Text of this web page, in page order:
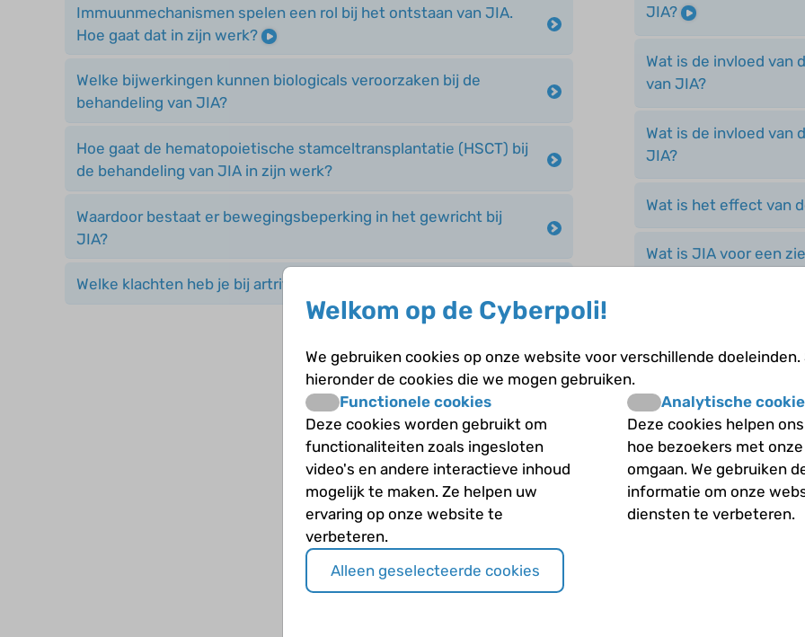
Immuunmechanismen spelen een rol bij het ontstaan van JIA.
Hoe gaat dat in zijn werk?
Welke bijwerkingen kunnen biologicals veroorzaken bij de
behandeling van JIA?
Hoe gaat de hematopoietische stamceltransplantatie (HSCT) bij
de behandeling van JIA in zijn werk?
Waardoor bestaat er bewegingsbeperking in het gewricht bij
JIA?
Welke klachten heb je bij artritis met enthesitis?
JIA?
Wat is de invloed van
van JIA?
Wat is de invloed van
JIA?
Wat is het effect van
Wat is JIA voor een
Zijn alle vormen van
Andere
Aanvullend
Welkom op de Cyberpoli!
We gebruiken cookies op onze website voor verschillende
hieronder de cookies die we mogen gebruiken.
Functionele cookies
Deze cookies worden gebruikt om
functionaliteiten zoals ingesloten
video's en andere interactieve inhoud
mogelijk te maken. Ze helpen uw
ervaring op onze website te
verbeteren.
Analytische
Deze cookies helpen
hoe bezoekers met
omgaan. We gebruiken
informatie om onze
diensten te verbeteren.
Alleen geselecteerde cookies